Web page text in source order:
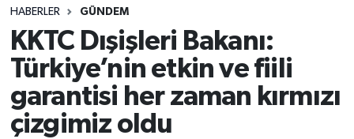
HABERLER GÜNDEM
KKTC Dışişleri Bakanı:
Türkiye’nin etkin ve fiili
garantisi her zaman kırmızı
çizgimiz oldu
Dünya
Eğitim
Ekonomi
Genel
Süper Lig Puan Durumu ve Fikstür
Tüm Manşetler
Son Dakika Haberleri
Haber Arşivi